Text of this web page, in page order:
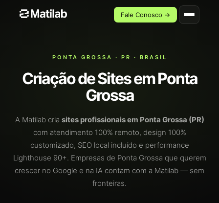
Fale Conosco →
PONTA GROSSA · PR · BRASIL
Criação de Sites em Ponta
Grossa
A Matilab cria sites profissionais em Ponta Grossa (PR)
com atendimento 100% remoto, design 100%
customizado, SEO local incluído e performance
Lighthouse 90+. Empresas de Ponta Grossa que querem
crescer no Google e na IA contam com a Matilab — sem
fronteiras.